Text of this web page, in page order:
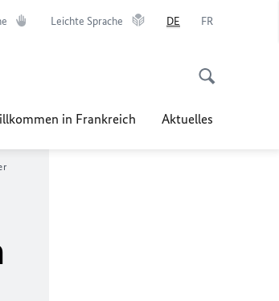
Leichte Sprache DE FR
in Frankreich Aktuelles